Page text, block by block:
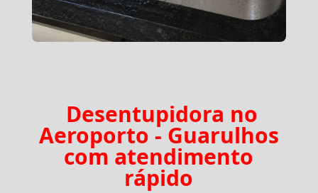
Desentupidora no
Aeroporto - Guarulhos
com atendimento
rápido